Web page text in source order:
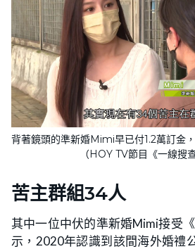
背著鏡頭的準新婚Mimi早已付1.2萬訂金
（HOY TV節目《一線搜
苦主群組34人
其中一位中伏的準新婚Mimi接受
示，2020年認識到該間海外婚禮